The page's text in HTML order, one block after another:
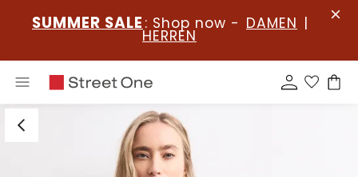
SUMMER SALE : Shop now - DAMEN |
HERREN